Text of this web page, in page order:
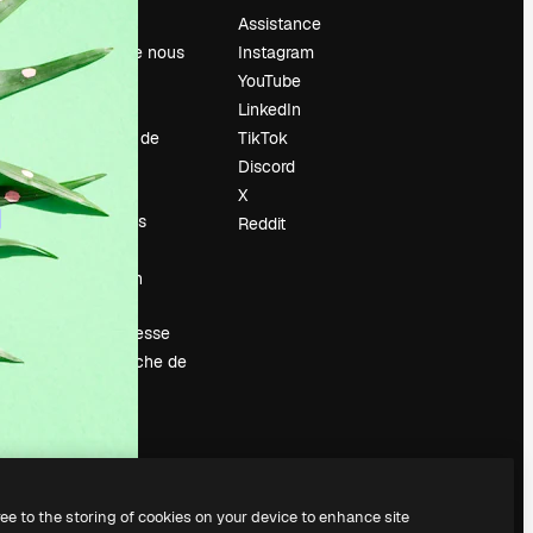
À propos de nous
Avis
Tendances de
Blog
Événements
Slidesgo
Vendre mon
Salle de presse
À la recherche de
Assistance
Instagram
YouTube
LinkedIn
TikTok
Discord
X
Reddit
to the storing of cookies on your device to enhance site